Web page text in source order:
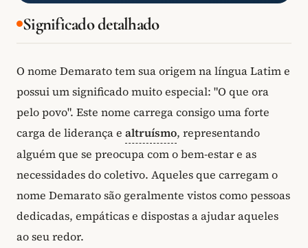
Significado detalhado
O nome Demarato tem sua origem na língua Latim e
possui um significado muito especial: "O que ora
pelo povo". Este nome carrega consigo uma forte
carga de liderança e altruísmo, representando
alguém que se preocupa com o bem-estar e as
necessidades do coletivo. Aqueles que carregam o
nome Demarato são geralmente vistos como pessoas
dedicadas, empáticas e dispostas a ajudar aqueles
ao seu redor.